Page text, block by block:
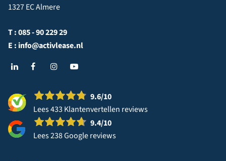
1327 EC Almere
T :085 - 90 229 29
E : info@activlease.nl
9.6/10
Lees 433 Klantenvertellen reviews
9.4/10
Lees 238 Google reviews